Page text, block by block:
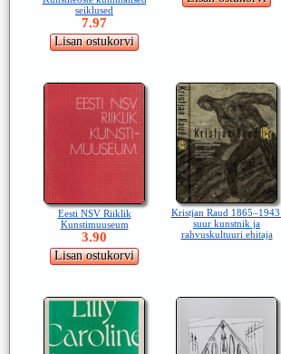
seiklused
7.97
Eesti NSV Riiklik
Kunstimuuseum
3.90
Kristjan Raud 1865–1943:
suur kunstnik ja
rahvuskultuuri ehitaja